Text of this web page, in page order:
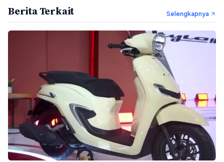
Berita Terkait Selengkapnya